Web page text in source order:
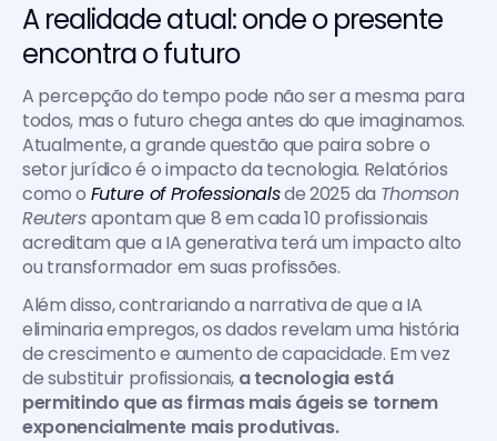
A realidade atual: onde o presente
encontra o futuro
A percepção do tempo pode não ser a mesma para
todos, mas o futuro chega antes do que imaginamos.
Atualmente, a grande questão que paira sobre o
setor jurídico é o impacto da tecnologia. Relatórios
como o Future of Professionals de 2025 da Thomson
Reuters apontam que 8 em cada 10 profissionais
acreditam que a IA generativa terá um impacto alto
ou transformador em suas profissões.
Além disso, contrariando a narrativa de que a IA
eliminaria empregos, os dados revelam uma história
de crescimento e aumento de capacidade. Em vez
de substituir profissionais, a tecnologia está
permitindo que as firmas mais ágeis se tornem
exponencialmente mais produtivas.